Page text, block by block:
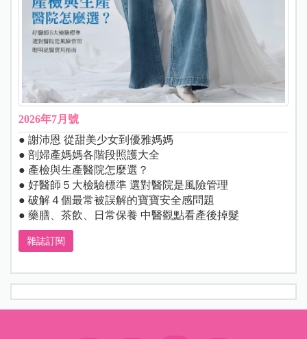
2026年7月號
● 謝沛恩 從甜美少女到優雅媽媽
● 剖婦產媽媽各階段照護大全
● 產檢與生產醫院怎麼選？
● 好醫師５大檢驗標準 選對醫院是風險管理
● 破解４個最常被誤解的寶寶安全感問題
● 藥膳、茶飲、日常保養 中醫觀點看產後掉髮
雜誌訂閱